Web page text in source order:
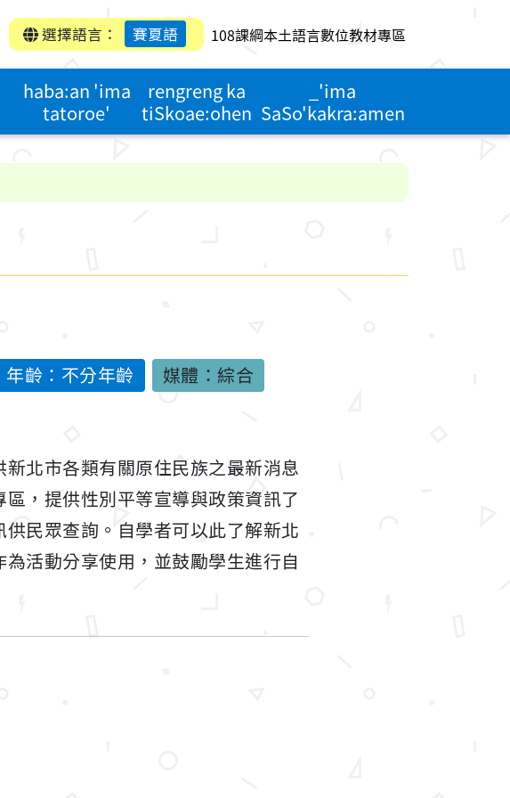
選擇語言： 賽夏語 108課綱本土語言數位教材專區
haba:an 'ima
tatoroe'
rengreng ka
tiSkoae:ohen
_'ima
SaSo'kakra:amen
年齡：不分年齡 媒體：綜合
北市各類有關原住民族之最新消息
，提供性別平等宣導與政策資訊了
民眾查詢。自學者可以此了解新北
活動分享使用，並鼓勵學生進行自